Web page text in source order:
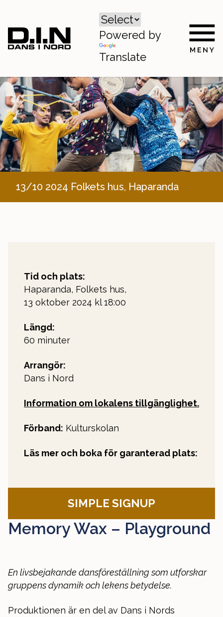
Powered by
Translate
13/10 2024 Folkets hus, Haparanda
Memory Wax – Playground
En livsbejakande dansföreställning som utforskar
gruppens dynamik och lekens betydelse.
Produktionen är en del av Dans i Nords
Tid och plats:
Haparanda, Folkets hus,
13 oktober 2024 kl 18:00
Längd:
60 minuter
Arrangör:
Dans i Nord
Information om lokalens tillgänglighet.
Förband: Kulturskolan
Läs mer och boka för garanterad plats:
SIMPLE SIGNUP